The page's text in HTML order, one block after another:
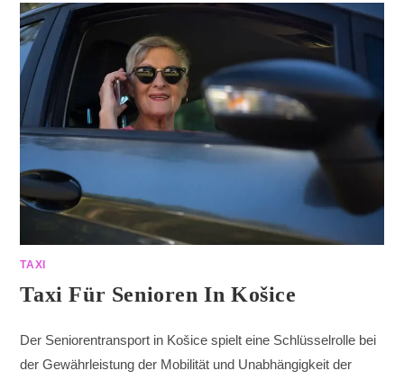
TAXI
Taxi Für Senioren In Košice
Der Seniorentransport in Košice spielt eine Schlüsselrolle bei
der Gewährleistung der Mobilität und Unabhängigkeit der